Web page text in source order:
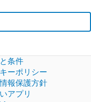
条件
ーポリシー
報保護方針
アプリ